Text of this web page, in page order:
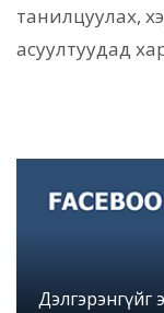
танилцуулах,
асуултуудад
Дэлгэрэнгүйг